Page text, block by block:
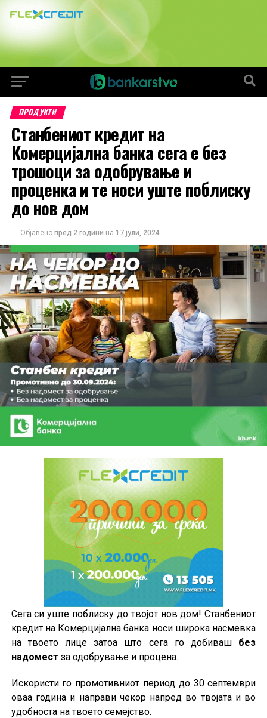
ПРОДУКТИ
Станбениот кредит на
Комерцијална банка сега е без
трошоци за одобрување и
проценка и те носи уште поблиску
до нов дом
Објавено пред 2 години на 17 јули, 2024
Сега си уште поблиску до твојот нов дом! Станбениот
кредит на Комерцијална банка носи широка насмевка
на твоето лице затоа што сега го добиваш без
надомест за одобрување и процена.
Искористи го промотивниот период до 30 септември
оваа година и направи чекор напред во твојата и во
удобноста на твоето семејство.